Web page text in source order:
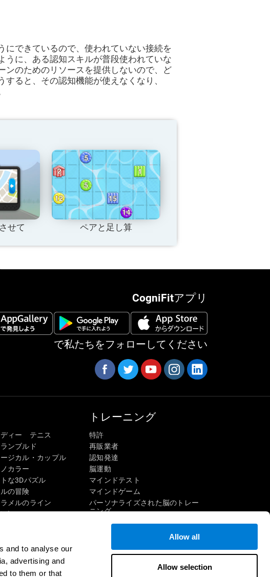
and to analyse our
advertising and
to them or that
Allow all
Allow selection
にできているので、使われていない接続を
うに、ある認知スキルが普段使われていな
ンのためのリソースを提供しないので、ど
ると、その認知機能が使えなくなり、
せて ペアと足し算
CogniFitアプリ
で私たちをフォローしてください
ディー テニス
ンブルド
ージカル・カップル
カラー
な3Dパズル
の冒険
メルのライン
ズル
ル
ゲーム
用オンラインゲーム
トレーニング
特許
再販業者
認知発達
脳運動
マインドテスト
マインドゲーム
パーソナライズされた脳のトレー
ニング
マインドゲーム
才能ある子供たち